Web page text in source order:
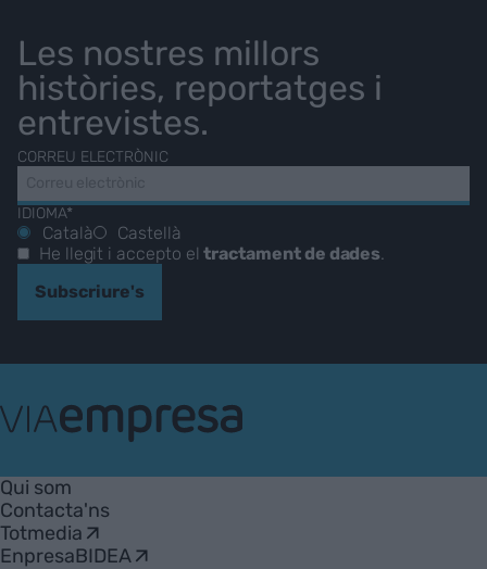
Les nostres millors
històries, reportatges i
entrevistes.
CORREU ELECTRÒNIC
IDIOMA*
Català
Castellà
He llegit i accepto eltractament de dades.
Subscriure's
Empresa
Qui som
Contacta'ns
Totmedia
EnpresaBIDEA